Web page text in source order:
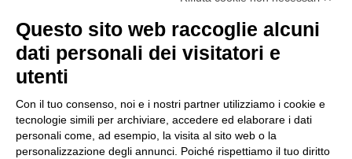
Unidata s.r.lcon unico socio
Largo dell’Artigianato, 1 - 23100 Sondrio
C.F. 00481790145 - N.REA SO-36426
PEC: unidata.sondrio@legalmail.it
Cap. soc. euro 100.000,00 i.v.
Questo sito web raccoglie alcuni
dati personali dei visitatori e
utenti
Con il tuo consenso, noi e i nostri partner utilizziamo i cookie e
tecnologie simili per archiviare, accedere ed elaborare i dati
personali come, ad esempio, la visita al sito web o la
personalizzazione degli annunci. Poiché rispettiamo il tuo diritto